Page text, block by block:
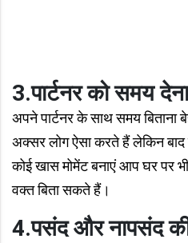
3.पार्टनर को समय देना
अपने पार्टनर के साथ समय
अक्सर लोग ऐसा करते हैं लेकिन
कोई खास मोमेंट बनाएं आप घर पर
वक्त बिता सकते हैं।
4.पसंद और नापसंद